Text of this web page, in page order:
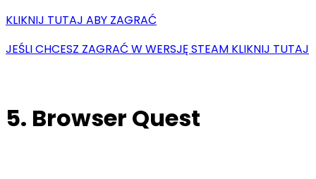
KLIKNIJ TUTAJ ABY ZAGRAĆ
JEŚLI CHCESZ ZAGRAĆ W WERSJĘ STEAM KLIKNIJ TUTAJ
5. Browser Quest